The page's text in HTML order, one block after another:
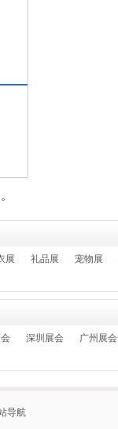
展 礼品展 宠物展
深圳展会 广州展会
导航